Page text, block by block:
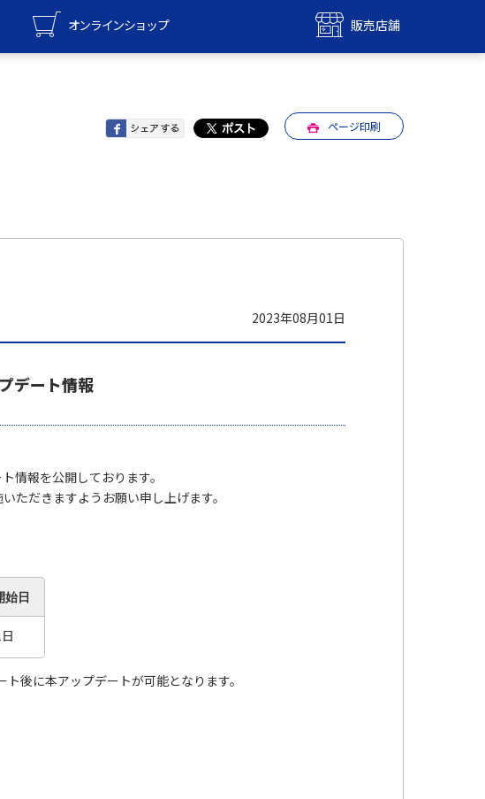
オンラインショップ 販売店舗
UQ WiMAX
ページ印刷
2023年08月01日
デート情報
情報を公開しております。
ただきますようお願い申し上げます。
始日
後に本アップデートが可能となります。